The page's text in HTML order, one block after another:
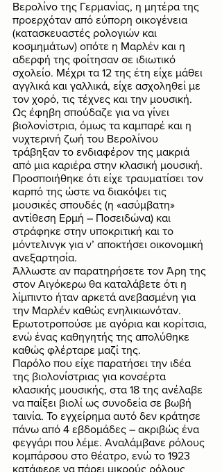
Βερολίνο της Γερμανίας, η μητέρα της
προερχόταν από εύπορη οικογένεια
(κατασκευαστές ρολογιών και
κοσμημάτων) οπότε η Μαρλέν και η
αδερφή της φοίτησαν σε ιδιωτικό
σχολείο. Μέχρι τα 12 της έτη είχε μάθει
αγγλικά και γαλλικά, είχε ασχοληθεί με
τον χορό, τις τέχνες και την μουσική.
Ως έφηβη σπούδαζε για να γίνει
βιολονίστρια, όμως τα καμπαρέ και η
νυχτερινή ζωή του Βερολίνου
τράβηξαν το ενδιαφέρον της μακριά
από μια καριέρα στην κλασική μουσική.
Προσποιήθηκε ότι είχε τραυματίσει τον
καρπό της ώστε να διακόψει τις
μουσικές σπουδές (η «ασύμβατη»
αντίθεση Ερμή – Ποσειδώνα) και
στράφηκε στην υποκριτική και το
μόντελινγκ για ν’ αποκτήσει οικονομική
ανεξαρτησία.
Άλλωστε αν παρατηρήσετε τον Άρη της
στον Αιγόκερω θα καταλάβετε ότι η
λίμπιντο ήταν αρκετά ανεβασμένη για
την Μαρλέν καθώς ενηλικιωνόταν.
Ερωτοτροπούσε με αγόρια και κορίτσια,
ενώ ένας καθηγητής της απολύθηκε
καθώς φλέρταρε μαζί της.
Παρόλο που είχε παρατήσει την ιδέα
της βιολονίστριας για κονσέρτα
κλασικής μουσικής, στα 18 της ανέλαβε
να παίξει βιολί ως συνοδεία σε βωβή
ταινία. Το εγχείρημα αυτό δεν κράτησε
πάνω από 4 εβδομάδες – ακριβώς ένα
φεγγάρι που λέμε. Αναλάμβανε ρόλους
κομπάρσου στο θέατρο, ενώ το 1923
κατάφερε να πάρει μικρούς ρόλους